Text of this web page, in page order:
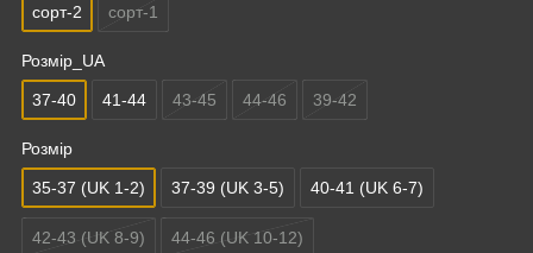
сорт-2 сорт-1
Розмір_UA
37-40 41-44 43-45 44-46 39-42
Розмір
35-37 (UK 1-2) 37-39 (UK 3-5) 40-41 (UK 6-7)
42-43 (UK 8-9) 44-46 (UK 10-12)